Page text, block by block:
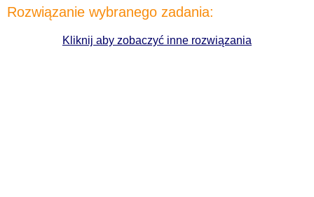
Rozwiązanie wybranego zadania:
Kliknij aby zobaczyć inne rozwiązania